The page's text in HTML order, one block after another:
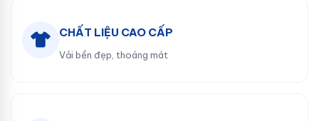
CHẤT LIỆU CAO CẤP
Vải bền đẹp, thoáng mát